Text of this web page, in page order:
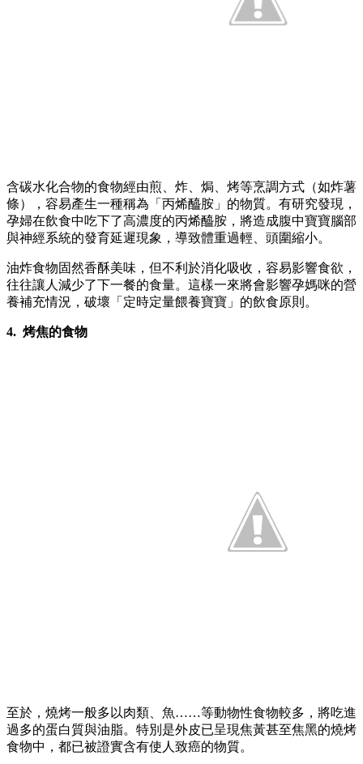
含碳水化合物的食物經由煎、炸、焗、烤等烹調方式（如炸薯
條），容易產生一種稱為「丙烯醯胺」的物質。有研究發現，
孕婦在飲食中吃下了高濃度的丙烯醯胺，將造成腹中寶寶腦部
與神經系統的發育延遲現象，導致體重過輕、頭圍縮小。
油炸食物固然香酥美味，但不利於消化吸收，容易影響食欲，
往往讓人減少了下一餐的食量。這樣一來將會影響孕媽咪的營
養補充情況，破壞「定時定量餵養寶寶」的飲食原則。
4. 烤焦的食物
至於，燒烤一般多以肉類、魚……等動物性食物較多，將吃進
過多的蛋白質與油脂。特別是外皮已呈現焦黃甚至焦黑的燒烤
食物中，都已被證實含有使人致癌的物質。